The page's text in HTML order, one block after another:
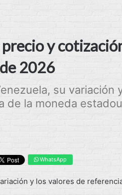
y
2026
su variación
de la moneda
WhatsApp
y los valores de